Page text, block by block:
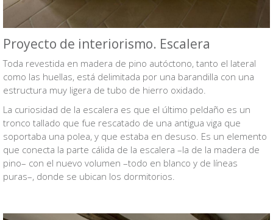
Proyecto de interiorismo. Escalera
Toda revestida en madera de pino autóctono, tanto el lateral
como las huellas, está delimitada por una barandilla con una
estructura muy ligera de tubo de hierro oxidado.
La curiosidad de la escalera es que el último peldaño es un
tronco tallado que fue rescatado de una antigua viga que
soportaba una polea, y que estaba en desuso. Es un elemento
que conecta la parte cálida de la escalera –la de la madera de
pino– con el nuevo volumen –todo en blanco y de líneas
puras–, donde se ubican los dormitorios.